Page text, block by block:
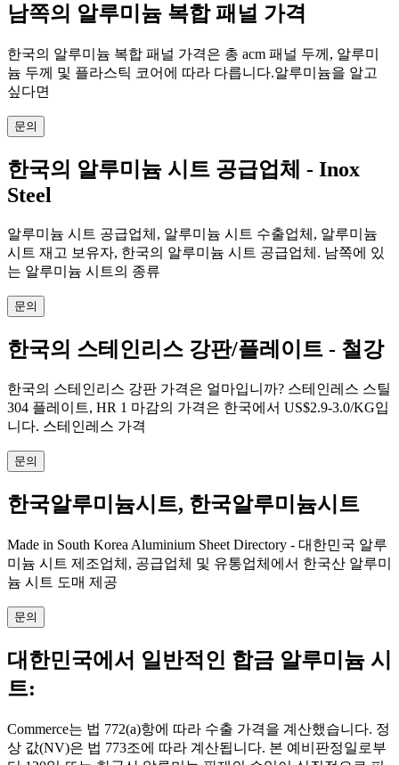
남쪽의 알루미늄 복합 패널 가격
한국의 알루미늄 복합 패널 가격은 총 acm 패널 두께, 알루미
늄 두께 및 플라스틱 코어에 따라 다릅니다.알루미늄을 알고
싶다면
문의
한국의 알루미늄 시트 공급업체 - Inox
Steel
알루미늄 시트 공급업체, 알루미늄 시트 수출업체, 알루미늄
시트 재고 보유자, 한국의 알루미늄 시트 공급업체. 남쪽에 있
는 알루미늄 시트의 종류
문의
한국의 스테인리스 강판/플레이트 - 철강
한국의 스테인리스 강판 가격은 얼마입니까? 스테인레스 스틸
304 플레이트, HR 1 마감의 가격은 한국에서 US$2.9-3.0/KG입
니다. 스테인레스 가격
문의
한국알루미늄시트, 한국알루미늄시트
Made in South Korea Aluminium Sheet Directory - 대한민국 알루
미늄 시트 제조업체, 공급업체 및 유통업체에서 한국산 알루미
늄 시트 도매 제공
문의
대한민국에서 일반적인 합금 알루미늄 시
트:
Commerce는 법 772(a)항에 따라 수출 가격을 계산했습니다. 정
상 값(NV)은 법 773조에 따라 계산됩니다. 본 예비판정일로부